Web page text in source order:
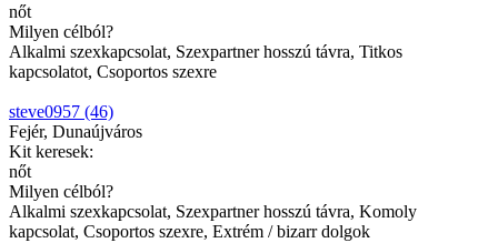
nőt
Milyen célból?
Alkalmi szexkapcsolat, Szexpartner hosszú távra, Titkos
kapcsolatot, Csoportos szexre
steve0957 (46)
Fejér, Dunaújváros
Kit keresek:
nőt
Milyen célból?
Alkalmi szexkapcsolat, Szexpartner hosszú távra, Komoly
kapcsolat, Csoportos szexre, Extrém / bizarr dolgok